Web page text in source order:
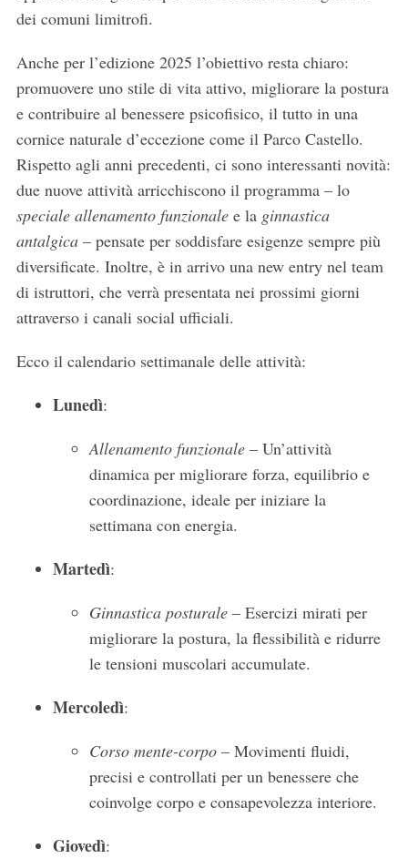
dei comuni limitrofi.
Anche per l’edizione 2025 l’obiettivo resta chiaro:
promuovere uno stile di vita attivo, migliorare la postura
e contribuire al benessere psicofisico, il tutto in una
cornice naturale d’eccezione come il Parco Castello.
Rispetto agli anni precedenti, ci sono interessanti novità:
due nuove attività arricchiscono il programma – lo
speciale allenamento funzionalee la ginnastica
antalgica– pensate per soddisfare esigenze sempre più
diversificate. Inoltre, è in arrivo una new entry nel team
di istruttori, che verrà presentata nei prossimi giorni
attraverso i canali social ufficiali.
Ecco il calendario settimanale delle attività:
Lunedì:
Allenamento funzionale– Un’attività
dinamica per migliorare forza, equilibrio e
coordinazione, ideale per iniziare la
settimana con energia.
Martedì:
Ginnastica posturale– Esercizi mirati per
migliorare la postura, la flessibilità e ridurre
le tensioni muscolari accumulate.
Mercoledì:
Corso mente-corpo– Movimenti fluidi,
precisi e controllati per un benessere che
coinvolge corpo e consapevolezza interiore.
Giovedì: